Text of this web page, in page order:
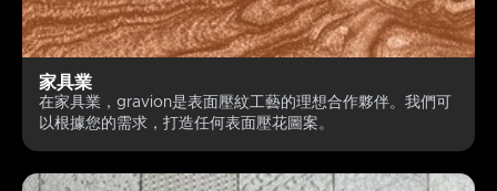
家具業
在家具業，gravion是表面壓紋工藝的理想合作夥伴。我們可
以根據您的需求，打造任何表面壓花圖案。